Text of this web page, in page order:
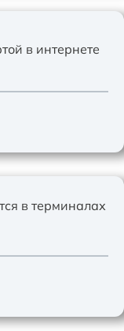
в интернете
в терминалах